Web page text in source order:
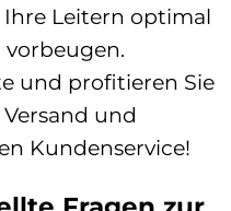
Leitern optimal
und profitieren Sie
und
Kundenservice!